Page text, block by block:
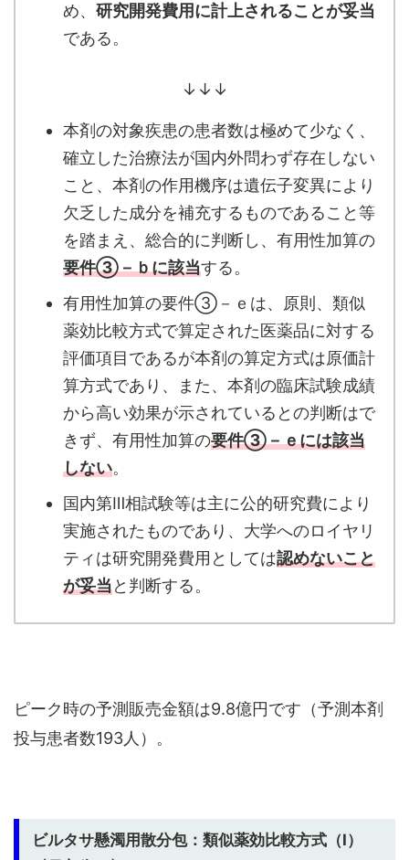
め、 研究開発費用に計上されることが妥当
である。
↓↓↓
本剤の対象疾患の患者数は極めて少なく、
確立した治療法が国内外問わず存在しない
こと、本剤の作用機序は遺伝子変異により
欠乏した成分を補充するものであること等
を踏まえ、総合的に判断し、有用性加算の
要件③－ｂに該当する。
有用性加算の要件③－ｅは、原則、類似
薬効比較方式で算定された医薬品に対する
評価項目であるが本剤の算定方式は原価計
算方式であり、また、本剤の臨床試験成績
から高い効果が示されているとの判断はで
きず、有用性加算の要件③－ｅには該当
しない。
国内第Ⅲ相試験等は主に公的研究費により
実施されたものであり、大学へのロイヤリ
ティは研究開発費用としては認めないこと
が妥当と判断する。
ピーク時の予測販売金額は9.8億円です（予測本剤
投与患者数193人）。
ビルタサ懸濁用散分包：類似薬効比較方式（Ⅰ）